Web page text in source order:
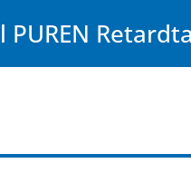
PUREN